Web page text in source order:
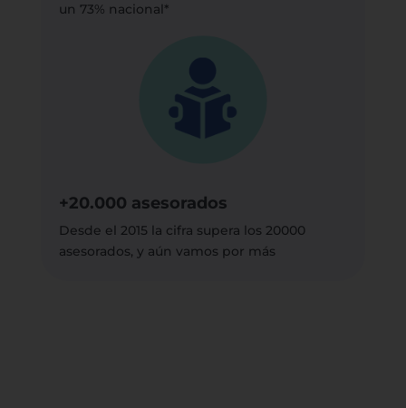
un 73% nacional*
+20.000 asesorados
Desde el 2015 la cifra supera los 20000
asesorados, y aún vamos por más